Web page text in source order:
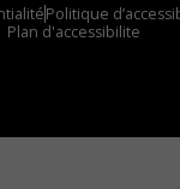
Politique
Plan d'accessibilite